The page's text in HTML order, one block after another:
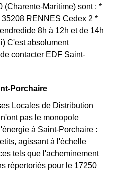
(Charente-Maritime) sont : *
RENNES Cedex 2 *
8h à 12h et de 14h
C'est absolument
contacter EDF Saint-
Porchaire
Locales de Distribution
pas le monopole
à Saint-Porchaire :
agissant à l'échelle
tels que l'acheminement
répertoriés pour le 17250